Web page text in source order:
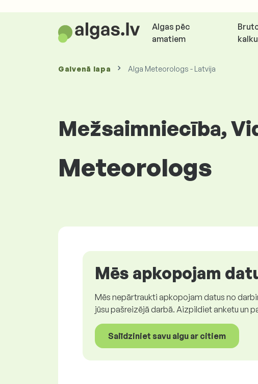
Algas pēc
amatiem
Galvenā lapa Alga Meteorologs - Latvija
Mežsaimniecība,
Meteorologs
Mēs apkopojam
Mēs nepārtraukti apkopojam datus no
jūsu pašreizējā darbā. Aizpildiet anketu un
Salīdziniet savu algu ar citiem